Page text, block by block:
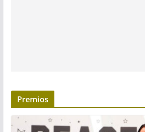
Premios